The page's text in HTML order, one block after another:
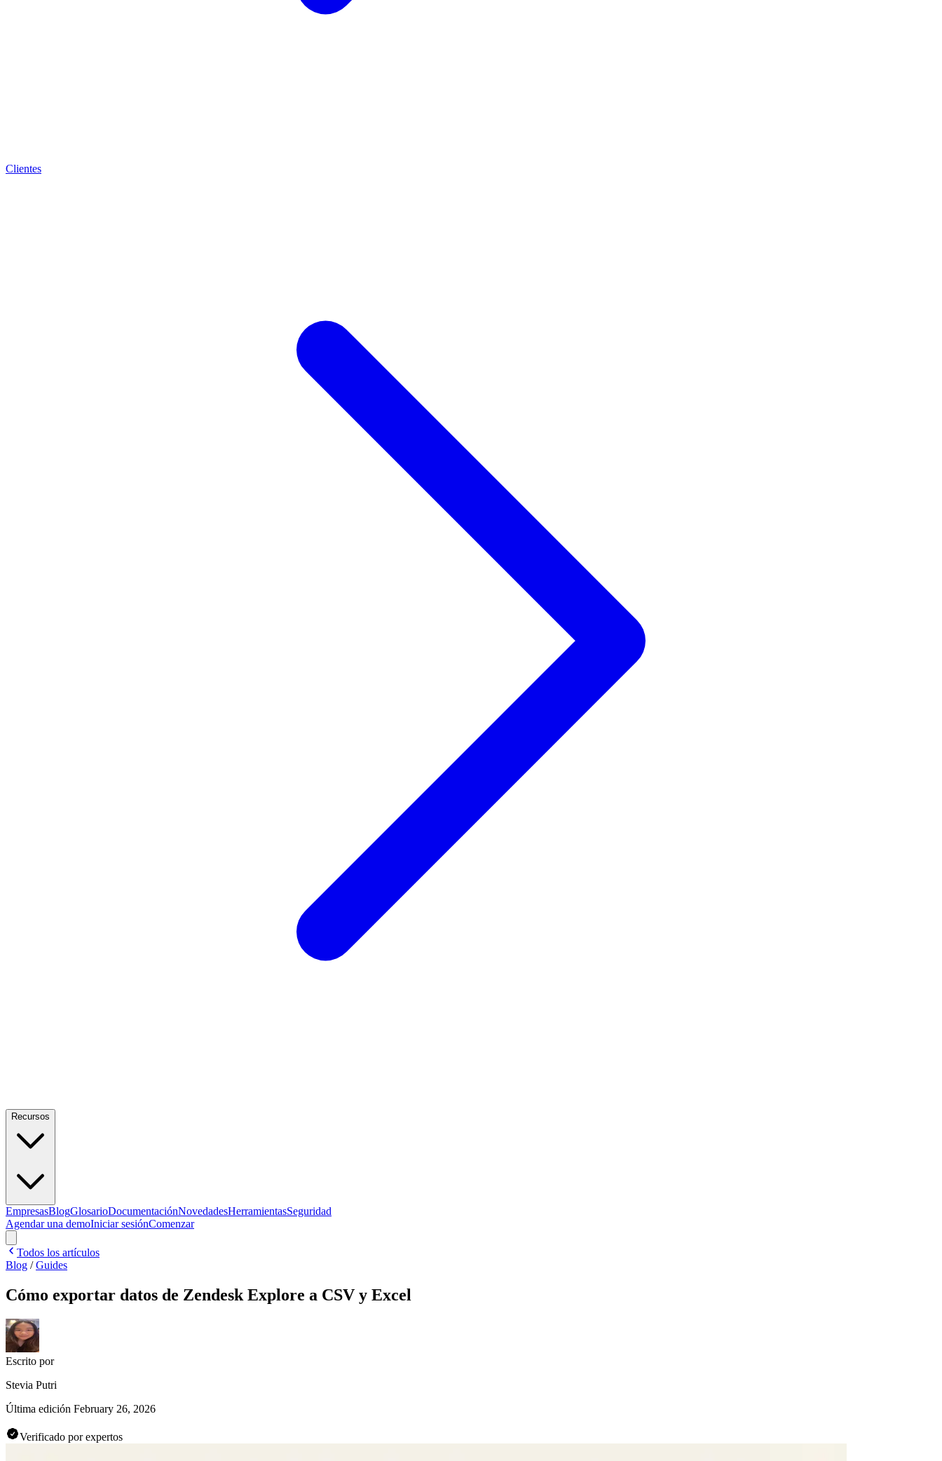
Clientes
Recursos
EmpresasBlogGlosarioDocumentaciónNovedadesHerramientasSeguridad
Agendar una demoIniciar sesiónComenzar
Todos los artículos
Blog /Guides
Cómo exportar datos de Zendesk Explore a CSV y Excel
Escrito por
Stevia Putri
Última edición February 26, 2026
Verificado por expertos